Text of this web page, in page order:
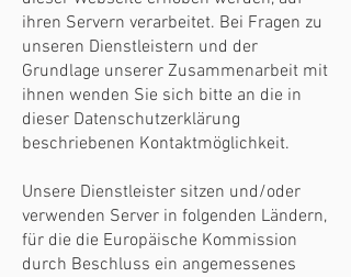
ihren Servern verarbeitet. Bei Fragen zu
unseren Dienstleistern und der
Grundlage unserer Zusammenarbeit mit
ihnen wenden Sie sich bitte an die in
dieser Datenschutzerklärung
beschriebenen Kontaktmöglichkeit.
Unsere Dienstleister sitzen und/oder
verwenden Server in folgenden Ländern,
für die die Europäische Kommission
durch Beschluss ein angemessenes